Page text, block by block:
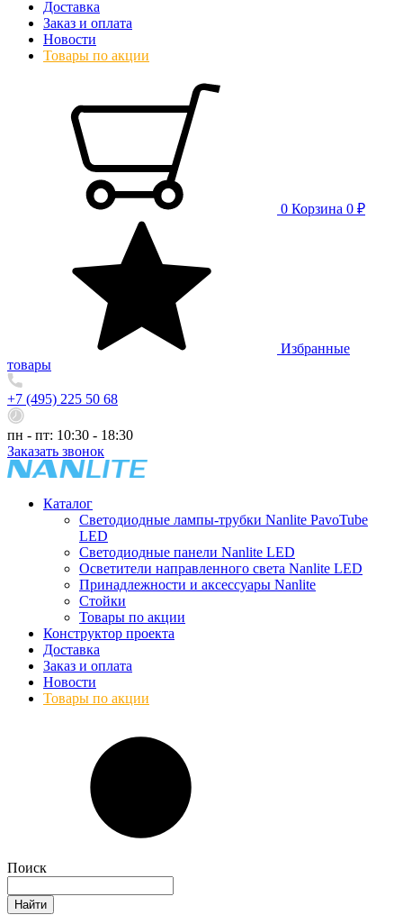
Доставка
Заказ и оплата
Новости
Товары по акции
0 Корзина 0 ₽
Избранные
товары
+7 (495) 225 50 68
пн - пт: 10:30 - 18:30
Заказать звонок
Каталог
Светодиодные лампы-трубки Nanlite PavoTube
LED
Светодиодные панели Nanlite LED
Осветители направленного света Nanlite LED
Принадлежности и аксессуары Nanlite
Стойки
Товары по акции
Конструктор проекта
Доставка
Заказ и оплата
Новости
Товары по акции
Поиск
Найти